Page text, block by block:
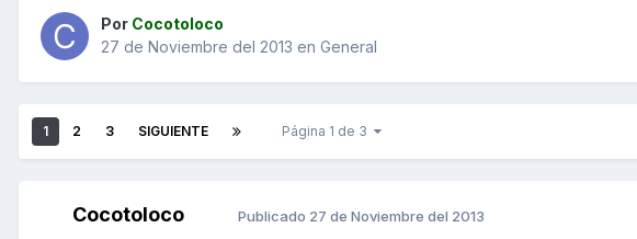
Por Cocotoloco
27 de Noviembre del 2013 en General
1 2 3 SIGUIENTE Página 1 de 3
Cocotoloco Publicado 27 de Noviembre del 2013